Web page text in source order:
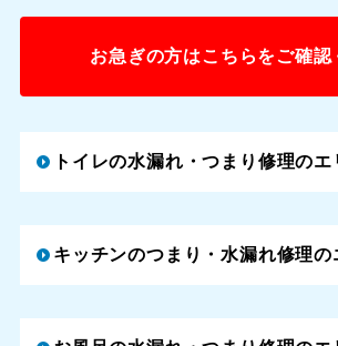
お急ぎの方はこちらをご確認
トイレの水漏れ・つまり修理のエ
キッチンのつまり・水漏れ修理の